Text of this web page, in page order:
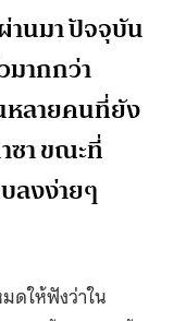
นมา ปัจจุบัน
มากกว่า
หลายคนที่ยัง
า ขณะที่
ลงง่ายๆ
ดให้ฟังว่าใน